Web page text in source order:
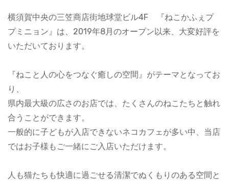
横須賀中央の三笠商店街地球堂ビル4F 『ねこかふぇプ
プミニョン』は、2019年8月のオープン以来、大変好評を
いただいております。
『ねこと人の心をつなぐ癒しの空間』がテーマとなってお
り、
県内最大級の広さのお店では、たくさんのねこたちと触れ
合うことができます。
一般的に子どもが入店できないネコカフェが多い中、当店
ではお子様もご一緒にご入店いただけます。
人も猫たちも快適に過ごせる清潔でぬくもりのある空間と